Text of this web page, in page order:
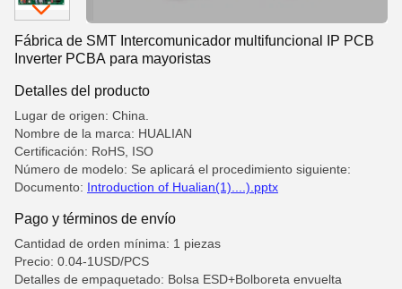
Fábrica de SMT Intercomunicador multifuncional IP PCB
Inverter PCBA para mayoristas
Detalles del producto
Lugar de origen: China.
Nombre de la marca: HUALIAN
Certificación: RoHS, ISO
Número de modelo: Se aplicará el procedimiento siguiente:
Documento: Introduction of Hualian(1)....).pptx
Pago y términos de envío
Cantidad de orden mínima: 1 piezas
Precio: 0.04-1USD/PCS
Detalles de empaquetado: Bolsa ESD+Bolboreta envuelta